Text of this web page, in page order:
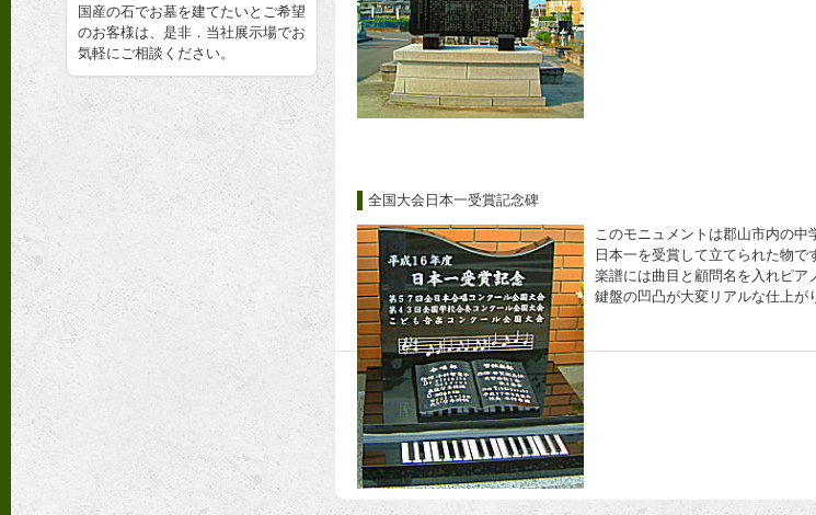
全国大会日本一受賞記念碑
このモニュメントは郡山市内の
日本一を受賞して立てられた物で
楽譜には曲目と顧問名を入れピア
鍵盤の凹凸が大変リアルな仕上が
国産の石でお墓を建てたいとご希望
のお客様は、是非．当社展示場でお
気軽にご相談ください。